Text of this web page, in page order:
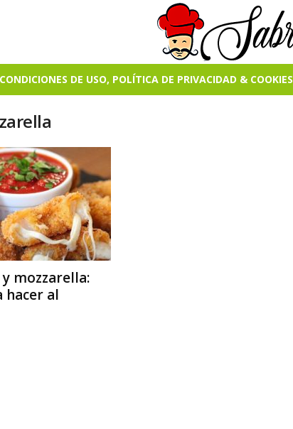
CONDICIONES DE USO, POLÍTICA DE PRIVACIDAD & COOKIES
mozzarella:
hacer al